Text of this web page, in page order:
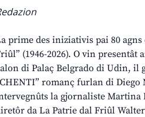
prime des iniziativis pai 80 agns
(1946-2026). O vin presentât
di Palaç Belgrado di Udin, il
romanç furlan di Diego
la gjornaliste Martina
da La Patrie dal Friûl Walter